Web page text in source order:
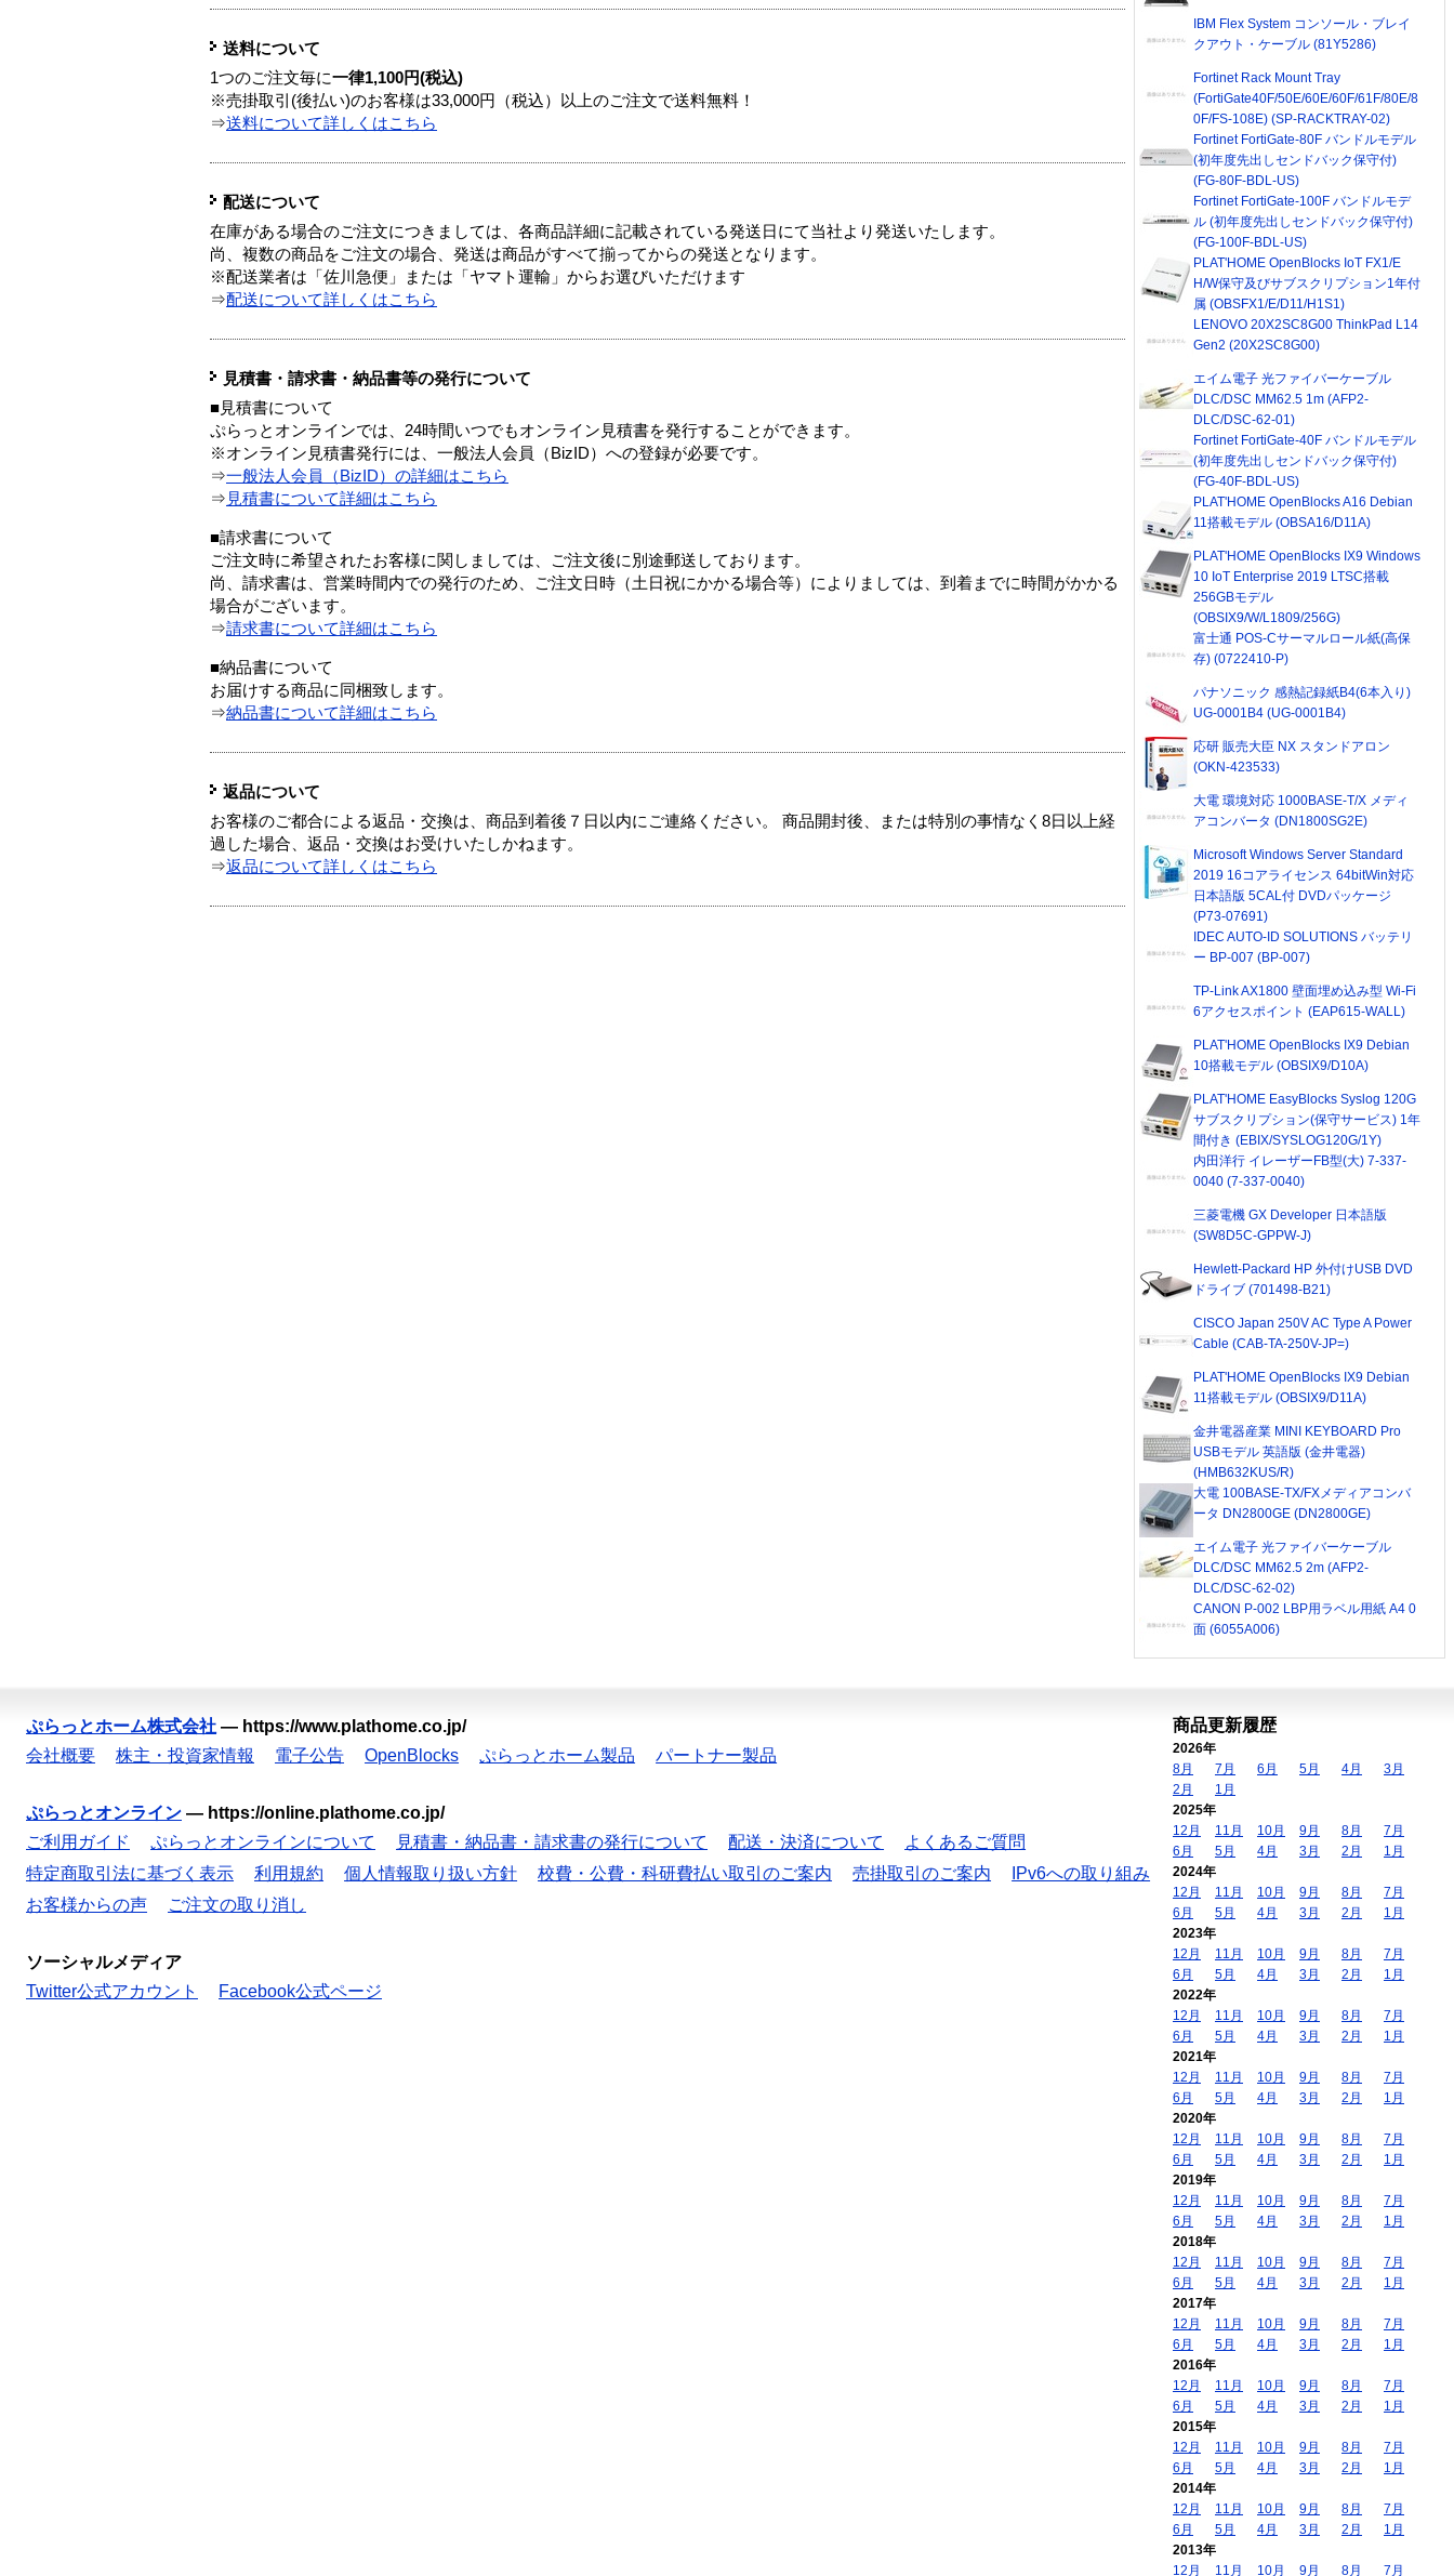
送料について
1つのご注文毎に一律1,100円(税込)
※売掛取引(後払い)のお客様は33,000円（税込）以上のご注文で送料無料！
⇒送料について詳しくはこちら
配送について
在庫がある場合のご注文につきましては、各商品詳細に記載されている発送日にて当社より発送いたします。
尚、複数の商品をご注文の場合、発送は商品がすべて揃ってからの発送となります。
※配送業者は「佐川急便」または「ヤマト運輸」からお選びいただけます
⇒配送について詳しくはこちら
見積書・請求書・納品書等の発行について
■見積書について
ぷらっとオンラインでは、24時間いつでもオンライン見積書を発行することができます。
※オンライン見積書発行には、一般法人会員（BizID）への登録が必要です。
⇒一般法人会員（BizID）の詳細はこちら
⇒ 見積書について詳細はこちら
■請求書について
ご注文時に希望されたお客様に関しましては、ご注文後に別途郵送しております。
尚、請求書は、営業時間内での発行のため、ご注文日時（土日祝にかかる場合等）によりましては、到着までに時間がかかる
場合がございます。
⇒請求書について詳細はこちら
■納品書について
お届けする商品に同梱致します。
⇒納品書について詳細はこちら
返品について
お客様のご都合による返品・交換は、商品到着後７日以内にご連絡ください。 商品開封後、または特別の事情なく8日以上経
過した場合、返品・交換はお受けいたしかねます。
⇒返品について詳しくはこちら
IBM Flex System コンソール・ブレイ
クアウト・ケーブル (81Y5286)
Fortinet Rack Mount Tray
(FortiGate40F/50E/60E/60F/61F/80E/8
0F/FS-108E) (SP-RACKTRAY-02)
Fortinet FortiGate-80F バンドルモデル
(初年度先出しセンドバック保守付)
(FG-80F-BDL-US)
Fortinet FortiGate-100F バンドルモデ
ル (初年度先出しセンドバック保守付)
(FG-100F-BDL-US)
PLAT'HOME OpenBlocks IoT FX1/E
H/W保守及びサブスクリプション1年付
属 (OBSFX1/E/D11/H1S1)
LENOVO 20X2SC8G00 ThinkPad L14
Gen2 (20X2SC8G00)
エイム電子 光ファイバーケーブル
DLC/DSC MM62.5 1m (AFP2-
DLC/DSC-62-01)
Fortinet FortiGate-40F バンドルモデル
(初年度先出しセンドバック保守付)
(FG-40F-BDL-US)
PLAT'HOME OpenBlocks A16 Debian
11搭載モデル (OBSA16/D11A)
PLAT'HOME OpenBlocks IX9 Windows
10 IoT Enterprise 2019 LTSC搭載
256GBモデル
(OBSIX9/W/L1809/256G)
富士通 POS-Cサーマルロール紙(高保
存) (0722410-P)
パナソニック 感熱記録紙B4(6本入り)
UG-0001B4 (UG-0001B4)
応研 販売大臣 NX スタンドアロン
(OKN-423533)
大電 環境対応 1000BASE-T/X メディ
アコンバータ (DN1800SG2E)
Microsoft Windows Server Standard
2019 16コアライセンス 64bitWin対応
日本語版 5CAL付 DVDパッケージ
(P73-07691)
IDEC AUTO-ID SOLUTIONS バッテリ
ー BP-007 (BP-007)
TP-Link AX1800 壁面埋め込み型 Wi-Fi
6アクセスポイント (EAP615-WALL)
PLAT'HOME OpenBlocks IX9 Debian
10搭載モデル (OBSIX9/D10A)
PLAT'HOME EasyBlocks Syslog 120G
サブスクリプション(保守サービス) 1年
間付き (EBIX/SYSLOG120G/1Y)
内田洋行 イレーザーFB型(大) 7-337-
0040 (7-337-0040)
三菱電機 GX Developer 日本語版
(SW8D5C-GPPW-J)
Hewlett-Packard HP 外付けUSB DVD
ドライブ (701498-B21)
CISCO Japan 250V AC Type A Power
Cable (CAB-TA-250V-JP=)
PLAT'HOME OpenBlocks IX9 Debian
11搭載モデル (OBSIX9/D11A)
金井電器産業 MINI KEYBOARD Pro
USBモデル 英語版 (金井電器)
(HMB632KUS/R)
大電 100BASE-TX/FXメディアコンバ
ータ DN2800GE (DN2800GE)
エイム電子 光ファイバーケーブル
DLC/DSC MM62.5 2m (AFP2-
DLC/DSC-62-02)
CANON P-002 LBP用ラベル用紙 A4 0
面 (6055A006)
ぷらっとホーム株式会社 — https://www.plathome.co.jp/
会社概要
株主・投資家情報 電子公告 OpenBlocks ぷらっとホーム製品 パートナー製品
ぷらっとオンライン — https://online.plathome.co.jp/
ご利用ガイド
ぷらっとオンラインについて 見積書・納品書・請求書の発行について 配送・決済について
よくあるご質問
特定商取引法に基づく表示
利用規約 個人情報取り扱い方針 校費・公費・科研費払い取引のご案内 売掛取引のご案内
IPv6への取り組み
お客様からの声
ご注文の取り消し
ソーシャルメディア
Twitter公式アカウント
Facebook公式ページ
商品更新履歴
2026年
8月
7月 6月 5月 4月
3月
2月
1月
2025年
12月
11月 10月 9月 8月
7月
6月
5月 4月 3月 2月
1月
2024年
12月
11月 10月 9月 8月
7月
6月
5月 4月 3月 2月
1月
2023年
12月
11月 10月 9月 8月
7月
6月
5月 4月 3月 2月
1月
2022年
12月
11月 10月 9月 8月
7月
6月
5月 4月 3月 2月
1月
2021年
12月
11月 10月 9月 8月
7月
6月
5月 4月 3月 2月
1月
2020年
12月
11月 10月 9月 8月
7月
6月
5月 4月 3月 2月
1月
2019年
12月
11月 10月 9月 8月
7月
6月
5月 4月 3月 2月
1月
2018年
12月
11月 10月 9月 8月
7月
6月
5月 4月 3月 2月
1月
2017年
12月
11月 10月 9月 8月
7月
6月
5月 4月 3月 2月
1月
2016年
12月
11月 10月 9月 8月
7月
6月
5月 4月 3月 2月
1月
2015年
12月
11月 10月 9月 8月
7月
6月
5月 4月 3月 2月
1月
2014年
12月
11月 10月 9月 8月
7月
6月
5月 4月 3月 2月
1月
2013年
12月
11月 10月 9月 8月 7月